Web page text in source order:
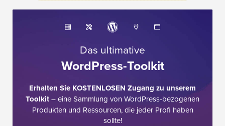
Das ultimative
WordPress-Toolkit
Erhalten Sie KOSTENLOSEN Zugang zu unserem
Toolkit– eine Sammlung von WordPress-bezogenen
Produkten und Ressourcen, die jeder Profi haben
sollte!